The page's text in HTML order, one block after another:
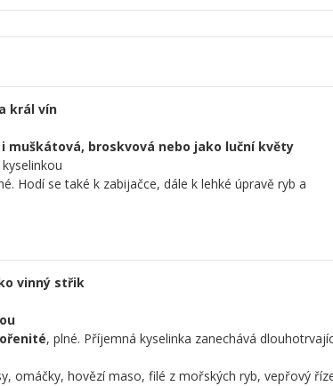
král vín
broskvová nebo jako luční květy
Hodí se také k zabijačce, dále k lehké úpravě ryb a
vinný střik
, plné. Příjemná kyselinka zanechává
omáčky, hovězí maso, filé z mořských ryb, vepřový